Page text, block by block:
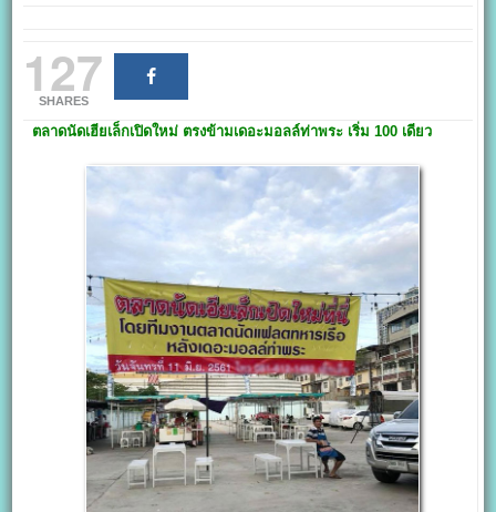
127
SHARES
ตลาดนัดเฮียเล็กเปิดใหม่ ตรงข้ามเดอะมอลล์ท่าพระ เริ่ม 100 เดียว